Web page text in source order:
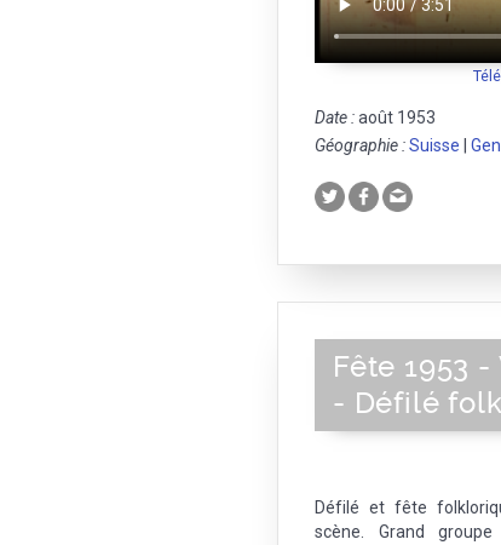
Date :août 1953
Géographie :Suisse
Fête 1953
- Défilé
Défilé et fête
scène. Grand